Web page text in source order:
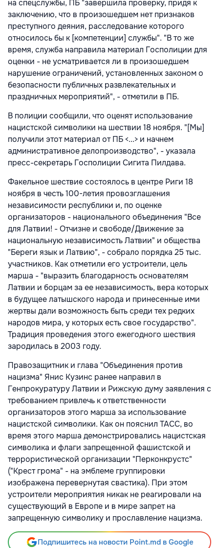
на спецслужбы, ПБ "завершила проверку, придя к
заключению, что в произошедшем нет признаков
преступного деяния, расследование которого
относилось бы к [компетенции] службы". "В то же
время, служба направила материал Госполиции для
оценки - не усматривается ли в произошедшем
нарушение ограничений, установленных законом о
безопасности публичных развлекательных и
праздничных мероприятий", - отметили в ПБ.
В полиции сообщили, что оценят использование
нацистской символики на шествии 18 ноября. "[Мы]
получили этот материал от ПБ <...> и начнем
административное делопроизводство", - указала
пресс-секретарь Госполиции Сигита Пилдава.
Факельное шествие состоялось в центре Риги 18
ноября в честь 100-летия провозглашения
независимости республики и, по оценке
организаторов - национального объединения "Все
для Латвии! - Отчизне и свободе/Движение за
национальную независимость Латвии" и общества
"Береги язык и Латвию", - собрало порядка 25 тыс.
участников. Как отметили его устроители, цель
марша - "выразить благодарность основателям
Латвии и борцам за ее независимость, вера которых
в будущее латышского народа и принесенные ими
жертвы дали возможность быть среди тех редких
народов мира, у которых есть свое государство".
Традиция проведения этого ежегодного шествия
зародилась в 2003 году.
Правозащитник и глава "Объединения против
нацизма" Янис Кузинс ранее направил в
Генпрокуратуру Латвии и Рижскую думу заявления с
требованием привлечь к ответственности
организаторов этого марша за использование
нацистской символики. Как он пояснил ТАСС, во
время этого марша демонстрировались нацистская
символика и флаги запрещенной фашистской и
террористической организации "Перконкрустс"
("Крест грома" - на эмблеме группировки
изображена перевернутая свастика). При этом
устроители мероприятия никак не реагировали на
существующий в Европе и в мире запрет на
запрещенную символику и прославление нацизма.
Подпишитесь на новости Point.md в Google